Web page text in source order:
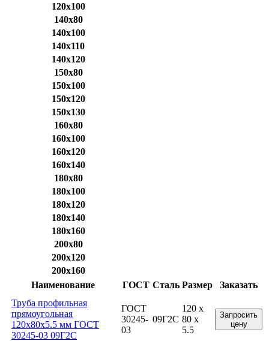
120x100
140x80
140x100
140x110
140x120
150x80
150x100
150x120
150x130
160x80
160x100
160x120
160x140
180x80
180x100
180x120
180x140
180x160
200x80
200x120
200x160
Наименование
ГОСТ Сталь Размер
Заказать
Труба профильная
прямоугольная
120x80x5.5 мм ГОСТ
30245-03 09Г2С
ГОСТ
30245-
03
09Г2С
120 x
80 x
5.5
Запросить
цену